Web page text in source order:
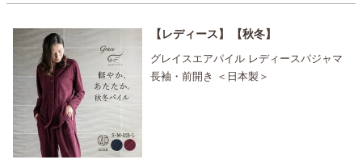
レディース 秋冬
グレイスエアパイル レディースパジャマ
長袖・前開き ＜日本製＞